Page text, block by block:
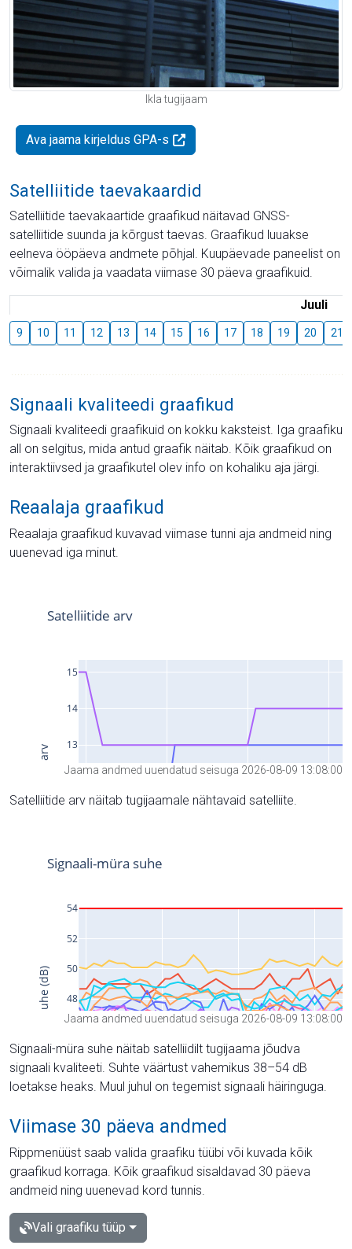
Ikla tugijaam
Ava jaama kirjeldus GPA-s
Satelliitide taevakaardid
Satelliitide taevakaartide graafikud näitavad GNSS-
satelliitide suunda ja kõrgust taevas. Graafikud luuakse
eelneva ööpäeva andmete põhjal. Kuupäevade paneelist on
võimalik valida ja vaadata viimase 30 päeva graafikuid.
Juuli
9 10 11 12 13 14 15 16 17 18 19 20 21
Signaali kvaliteedi graafikud
Signaali kvaliteedi graafikuid on kokku kaksteist. Iga graafiku
all on selgitus, mida antud graafik näitab. Kõik graafikud on
interaktiivsed ja graafikutel olev info on kohaliku aja järgi.
Reaalaja graafikud
Reaalaja graafikud kuvavad viimase tunni aja andmeid ning
uuenevad iga minut.
Jaama andmed uuendatud seisuga 2026-08-09 13:08:00
Satelliitide arv näitab tugijaamale nähtavaid satelliite.
Jaama andmed uuendatud seisuga 2026-08-09 13:08:00
Signaali-müra suhe näitab satelliidilt tugijaama jõudva
signaali kvaliteeti. Suhte väärtust vahemikus 38–54 dB
loetakse heaks. Muul juhul on tegemist signaali häiringuga.
Viimase 30 päeva andmed
Rippmenüüst saab valida graafiku tüübi või kuvada kõik
graafikud korraga. Kõik graafikud sisaldavad 30 päeva
andmeid ning uuenevad kord tunnis.
Vali graafiku tüüp